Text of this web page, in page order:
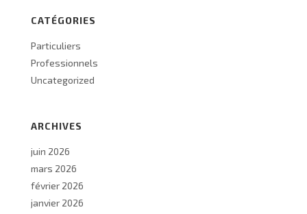
CATÉGORIES
Particuliers
Professionnels
Uncategorized
ARCHIVES
juin 2026
mars 2026
février 2026
janvier 2026